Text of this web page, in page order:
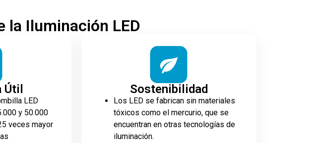
la Iluminación LED
Útil
LED
y 50.000
veces mayor
Sostenibilidad
Los LED se fabrican sin materiales
tóxicos como el mercurio, que se
encuentran en otras tecnologías de
iluminación.